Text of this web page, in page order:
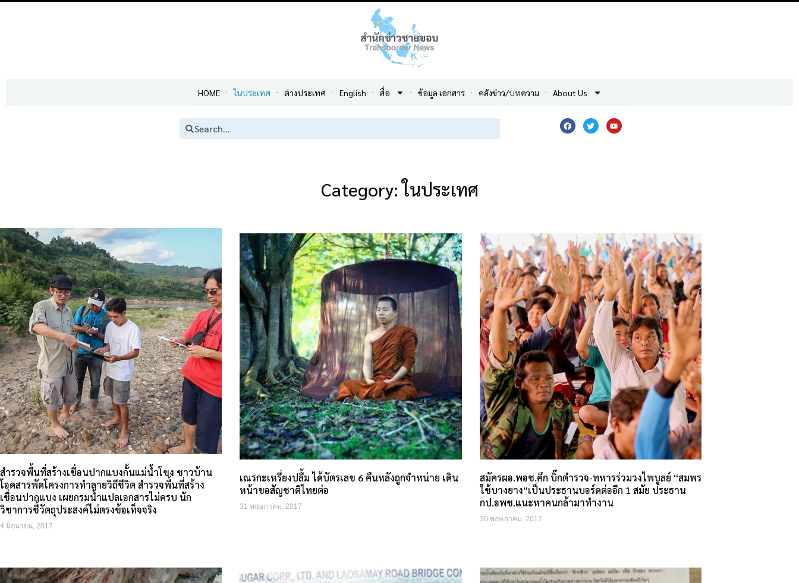
HOME ในประเทศ ต่างประเทศ English สื่อ ข้อมูล เอกสาร คลังข่าว/บทความ About Us
Category: ในประเทศ
สำรวจพื้นที่สร้างเขื่อนปากแบงกั้นแม่น้ำโขง ชาวบ้าน
โอดสารพัดโครงการทำลายวิถีชีวิต สำรวจพื้นที่สร้าง
เขื่อนปากแบง เผยกรมน้ำแปลเอกสารไม่ครบ นัก
วิชาการชี้วัตถุประสงค์ไม่ตรงข้อเท็จจริง
4 มิถุนายน, 2017
เณรกะเหรี่ยงปลื้ม ได้บัตรเลข 6 คืนหลังถูกจำหน่าย เดิน
หน้าขอสัญชาติไทยต่อ
31 พฤษภาคม, 2017
สมัครผอ.พอช.คึก บิ๊กตำรวจ-ทหารร่วมวงไพบูลย์ “สมพร
ใช้บางยาง”เป็นประธานบอร์ดต่ออีก 1 สมัย ประธาน
กป.อพช.แนะหาคนกล้ามาทำงาน
30 พฤษภาคม, 2017